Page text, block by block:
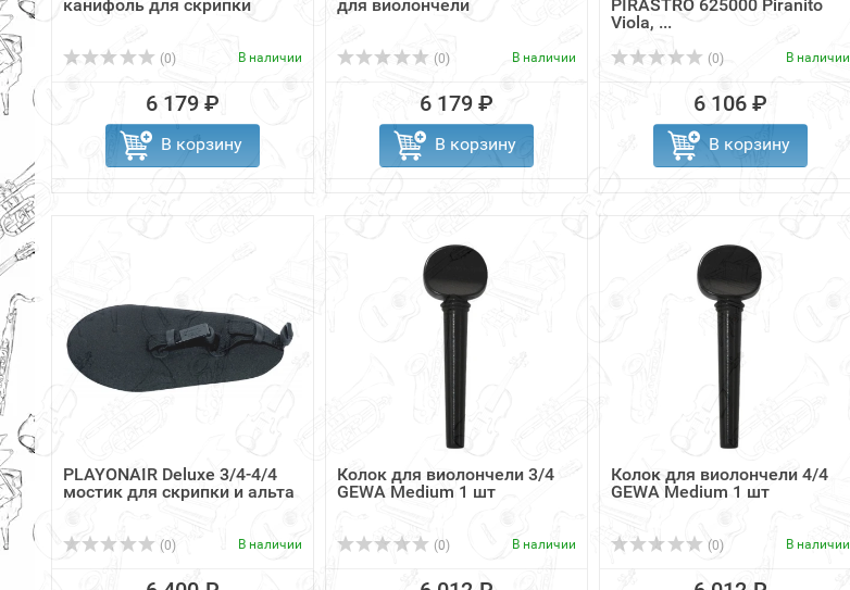
канифоль для скрипки
(0) В наличии
6 179 ₽
В корзину
для виолончели
(0) В наличии
6 179 ₽
В корзину
PIRASTRO 625000 Piranito
Viola, ...
(0) В наличии
6 106 ₽
В корзину
PLAYONAIR Deluxe 3/4-4/4
мостик для скрипки и альта
(0) В наличии
Колок для виолончели 3/4
GEWA Medium 1 шт
(0) В наличии
Колок для виолончели 4/4
GEWA Medium 1 шт
(0) В наличии